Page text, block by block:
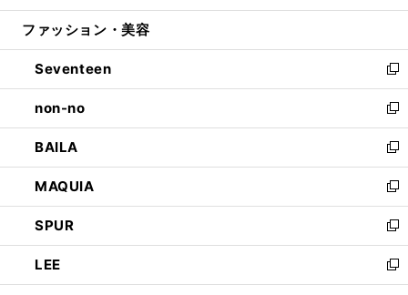
開
ウ
開
く
ン
ウ
で
開
く
ウ
ン
ド
ウ
で
開
く
ファッション・美容
Seventeen
新
し
い
ウ
ィ
ン
ド
ウ
で
開
く
non-no
新
し
い
ウ
ィ
ン
ド
ウ
で
開
BAILA
新
し
い
ウ
ィ
ン
ド
ウ
MAQUIA
新
し
い
ウ
ィ
ン
SPUR
新
し
い
ウ
LEE
新
し